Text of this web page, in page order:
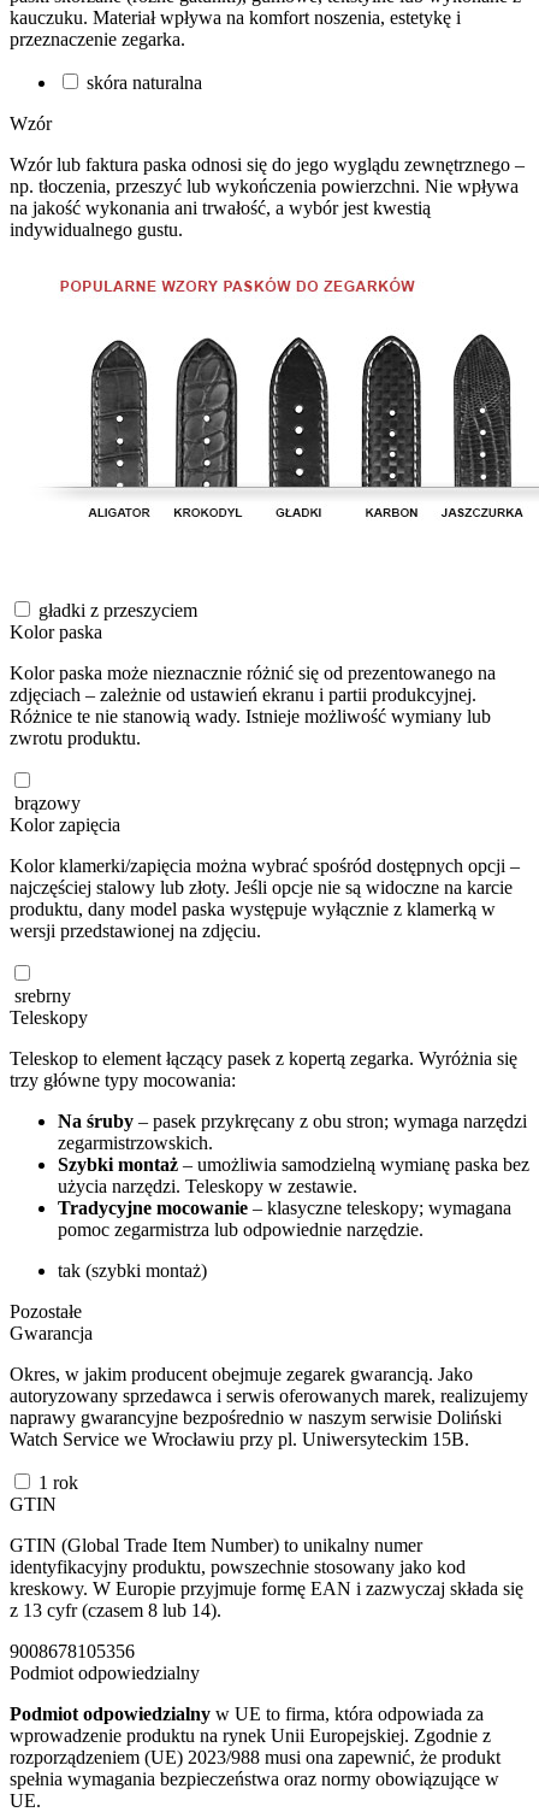
kauczuku. Materiał wpływa na komfort noszenia, estetykę i
przeznaczenie zegarka.
skóra naturalna
Wzór
Wzór lub faktura paska odnosi się do jego wyglądu zewnętrznego –
np. tłoczenia, przeszyć lub wykończenia powierzchni. Nie wpływa
na jakość wykonania ani trwałość, a wybór jest kwestią
indywidualnego gustu.
gładki z przeszyciem
Kolor paska
Kolor paska może nieznacznie różnić się od prezentowanego na
zdjęciach – zależnie od ustawień ekranu i partii produkcyjnej.
Różnice te nie stanowią wady. Istnieje możliwość wymiany lub
zwrotu produktu.
brązowy
Kolor zapięcia
Kolor klamerki/zapięcia można wybrać spośród dostępnych opcji –
najczęściej stalowy lub złoty. Jeśli opcje nie są widoczne na karcie
produktu, dany model paska występuje wyłącznie z klamerką w
wersji przedstawionej na zdjęciu.
srebrny
Teleskopy
Teleskop to element łączący pasek z kopertą zegarka. Wyróżnia się
trzy główne typy mocowania:
Na śruby – pasek przykręcany z obu stron; wymaga narzędzi
zegarmistrzowskich.
Szybki montaż – umożliwia samodzielną wymianę paska bez
użycia narzędzi. Teleskopy w zestawie.
Tradycyjne mocowanie – klasyczne teleskopy; wymagana
pomoc zegarmistrza lub odpowiednie narzędzie.
tak (szybki montaż)
Pozostałe
Gwarancja
Okres, w jakim producent obejmuje zegarek gwarancją. Jako
autoryzowany sprzedawca i serwis oferowanych marek, realizujemy
naprawy gwarancyjne bezpośrednio w naszym serwisie Doliński
Watch Service we Wrocławiu przy pl. Uniwersyteckim 15B.
1 rok
GTIN
GTIN (Global Trade Item Number) to unikalny numer
identyfikacyjny produktu, powszechnie stosowany jako kod
kreskowy. W Europie przyjmuje formę EAN i zazwyczaj składa się
z 13 cyfr (czasem 8 lub 14).
9008678105356
Podmiot odpowiedzialny
Podmiot odpowiedzialny w UE to firma, która odpowiada za
wprowadzenie produktu na rynek Unii Europejskiej. Zgodnie z
rozporządzeniem (UE) 2023/988 musi ona zapewnić, że produkt
spełnia wymagania bezpieczeństwa oraz normy obowiązujące w
UE.